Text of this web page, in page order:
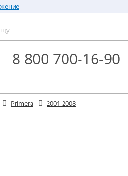
8 800 700-16-90
Primera 2001-2008